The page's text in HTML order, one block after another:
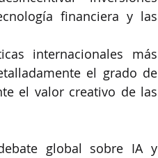
financiera y las
internacionales más
el grado de
el valor creativo de las
global sobre IA y